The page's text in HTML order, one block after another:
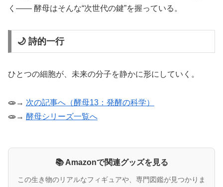
く—— 酵母はそんな“次世代の鍵”を握っている。
🌙 詩的一行
ひとつの細胞が、未来の分子を静かに形にしていく。
🧫→ 次の記事へ（酵母13：発酵の科学）
🧫→ 酵母シリーズ一覧へ
📚 Amazonで関連グッズを見る
この生き物のリアルなフィギュアや、専門図鑑が見つかりま